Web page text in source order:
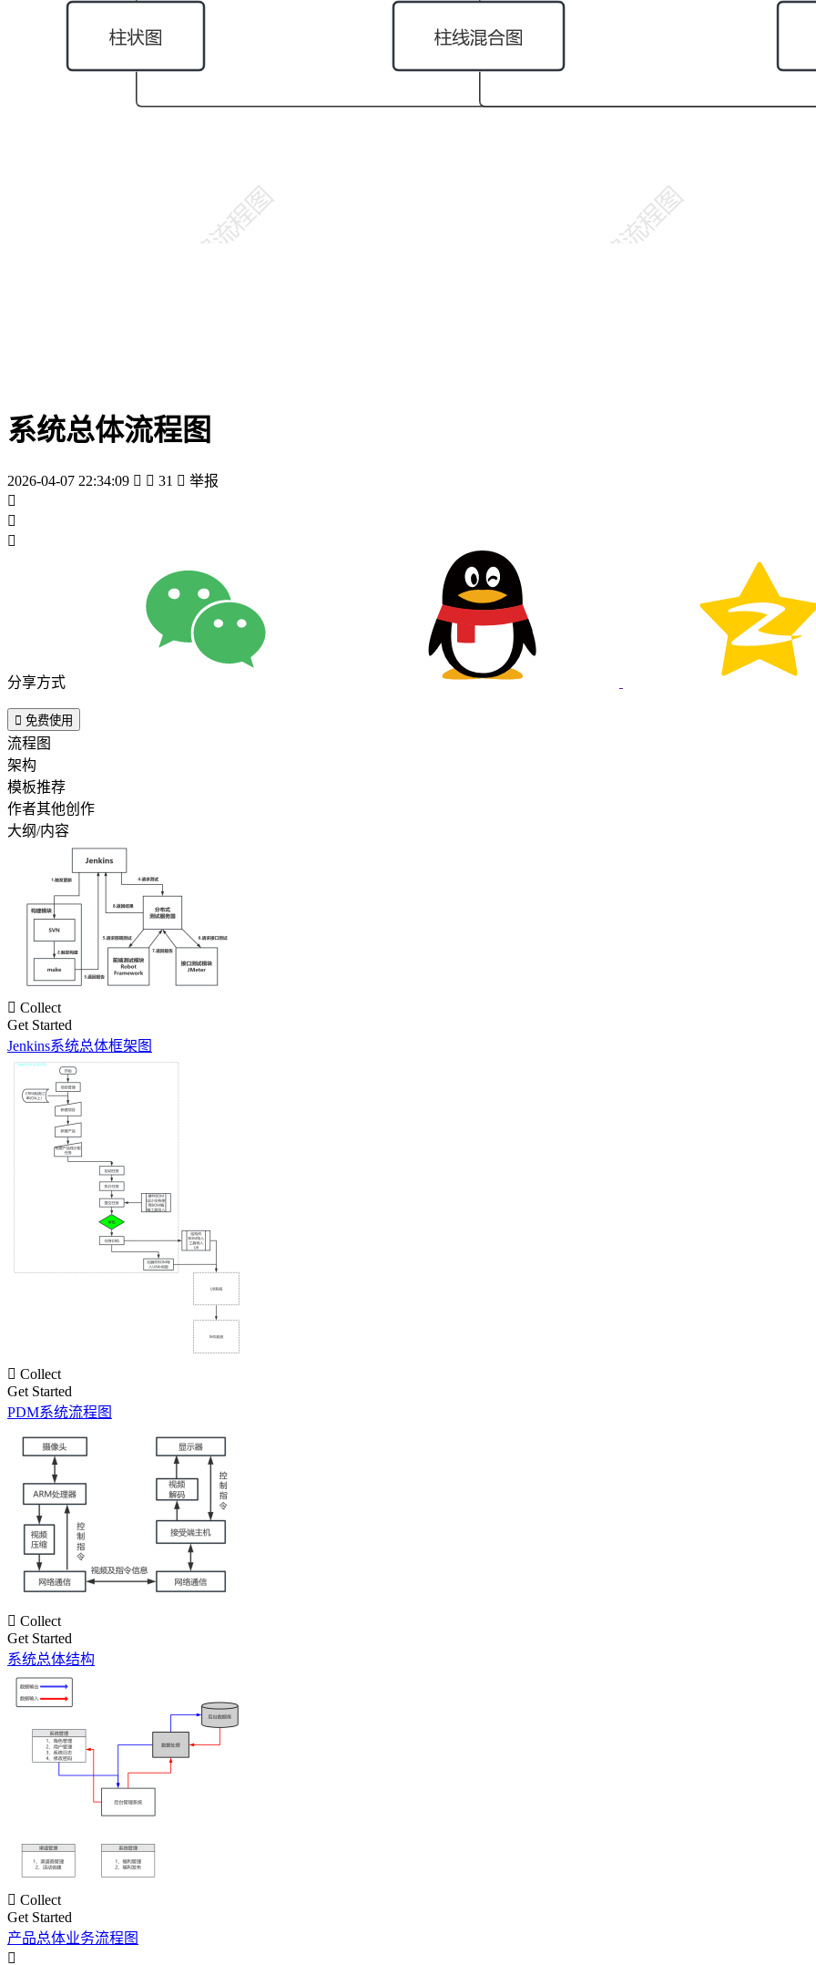
系统总体流程图
2026-04-07 22:34:09   31  举报



分享方式
 免费使用
流程图
架构
模板推荐
作者其他创作
大纲/内容
 Collect
Get Started
Jenkins系统总体框架图
 Collect
Get Started
PDM系统流程图
 Collect
Get Started
系统总体结构
 Collect
Get Started
产品总体业务流程图
